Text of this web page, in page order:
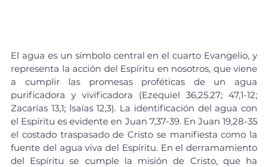
El agua es un símbolo central en el cuarto Evangelio, y
representa la acción del Espíritu en nosotros, que viene
a cumplir las promesas proféticas de un agua
purificadora y vivificadora (Ezequiel 36,25.27; 47,1-12;
Zacarías 13,1; lsaías 12,3). La identificación del agua con
el Espíritu es evidente en Juan 7,37-39. En Juan 19,28-35
el costado traspasado de Cristo se manifiesta como la
fuente del agua viva del Espíritu. En el derramamiento
del Espíritu se cumple la misión de Cristo, que ha